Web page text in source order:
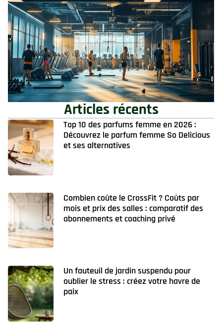
Articles récents
Top 10 des parfums femme en 2026 :
Découvrez le parfum femme So Delicious
et ses alternatives
Combien coûte le CrossFit ? Coûts par
mois et prix des salles : comparatif des
abonnements et coaching privé
Un fauteuil de jardin suspendu pour
oublier le stress : créez votre havre de
paix